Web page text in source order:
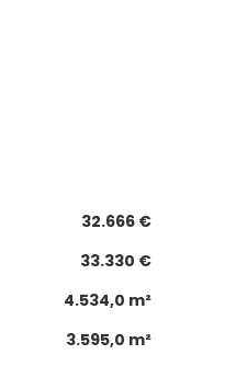
32.666 €
33.330 €
4.534,0 m²
3.595,0 m²